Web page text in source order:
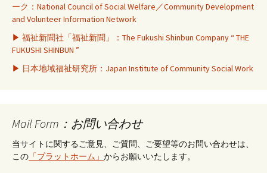
ーク：National Council of Social Welfare／Community Development
and Volunteer Information Network
▶ 福祉新聞社「福祉新聞」：The Fukushi Shinbun Company “ THE
FUKUSHI SHINBUN ”
▶ 日本地域福祉研究所：Japan Institute of Community Social Work
Mail Form：お問い合わせ
当サイトに関するご意見、ご質問、ご要望等のお問い合わせは、
この 「プラットホーム」 からお願いいたします。